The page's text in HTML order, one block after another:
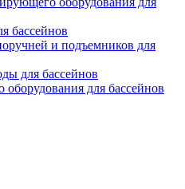
бассейнов
и подъемников для
для бассейнов
оборудования для бассейнов